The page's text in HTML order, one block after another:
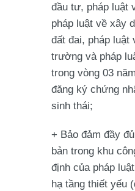
đầu tư, pháp luật
pháp luật về xây
đất đai, pháp luật
trường và pháp
trong vòng 03
đăng ký chứng
sinh thái;
+ Bảo đảm đầy
bản trong khu
định của pháp
hạ tầng thiết yếu